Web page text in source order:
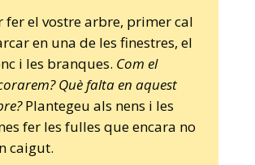
fer el vostre arbre, primer cal
en una de les finestres, el
i les branques. Com el
Què falta en aquest
Plantegeu als nens i les
fer les fulles que encara no
caigut.